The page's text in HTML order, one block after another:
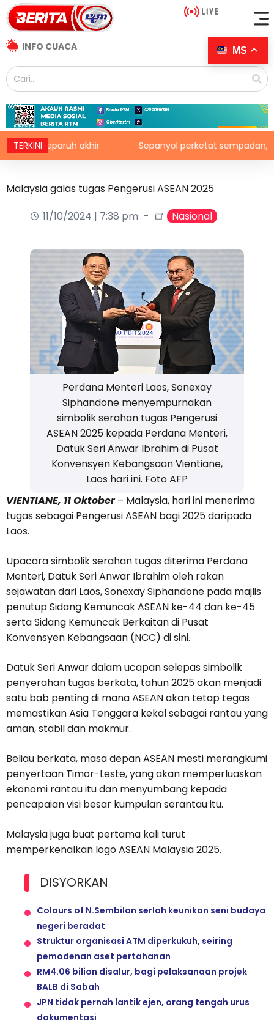
INFO CUACA
TERKINI
separuh akhir Sepanyol perketat sempadan,
Malaysia galas tugas Pengerusi ASEAN 2025
11/10/2024 | 7:38 pm
Nasional
Perdana Menteri Laos, Sonexay
Siphandone menyempurnakan
simbolik serahan tugas Pengerusi
ASEAN 2025 kepada Perdana Menteri,
Datuk Seri Anwar Ibrahim di Pusat
Konvensyen Kebangsaan Vientiane,
Laos hari ini. Foto AFP
VIENTIANE, 11 Oktober– Malaysia, hari ini menerima
tugas sebagai Pengerusi ASEAN bagi 2025 daripada
Laos.
Upacara simbolik serahan tugas diterima Perdana
Menteri, Datuk Seri Anwar Ibrahim oleh rakan
sejawatan dari Laos, Sonexay Siphandone pada majlis
penutup Sidang Kemuncak ASEAN ke-44 dan ke-45
serta Sidang Kemuncak Berkaitan di Pusat
Konvensyen Kebangsaan (NCC) di sini.
Datuk Seri Anwar dalam ucapan selepas simbolik
penyerahan tugas berkata, tahun 2025 akan menjadi
satu bab penting di mana ASEAN akan tetap tegas
memastikan Asia Tenggara kekal sebagai rantau yang
aman, stabil dan makmur.
Beliau berkata, masa depan ASEAN mesti merangkumi
penyertaan Timor-Leste, yang akan memperluaskan
ekonomi rantau itu dan menyumbang kepada
pencapaian visi besar kumpulan serantau itu.
Malaysia juga buat pertama kali turut
memperkenalkan logo ASEAN Malaysia 2025.
DISYORKAN
Colours of N.Sembilan serlah keunikan seni budaya
negeri beradat
Struktur organisasi ATM diperkukuh, seiring
pemodenan aset pertahanan
RM4.06 bilion disalur, bagi pelaksanaan projek
BALB di Sabah
JPN tidak pernah lantik ejen, orang tengah urus
dokumentasi
MS